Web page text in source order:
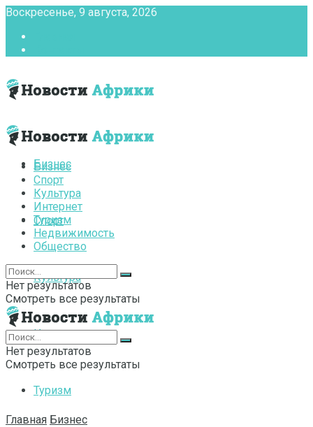
Воскресенье, 9 августа, 2026
Бизнес
Спорт
Культура
Интернет
Туризм
Бизнес
Спорт
Культура
Интернет
Туризм
Недвижимость
Общество
Нет результатов
Смотреть все результаты
Нет результатов
Смотреть все результаты
Главная Бизнес